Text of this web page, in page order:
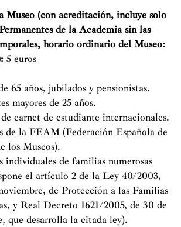
Museo (con acreditación, incluye solo
de la Academia sin las
horario ordinario del Museo:
5 euros
65 años, jubilados y pensionistas.
mayores de 25 años.
carnet de estudiante internacionales.
de la FEAM (Federación Española de
los Museos).
individuales de familias numerosas
el artículo 2 de la Ley 40/2003,
de Protección a las Familias
y Real Decreto 1621/2005, de 30 de
que desarrolla la citada ley).